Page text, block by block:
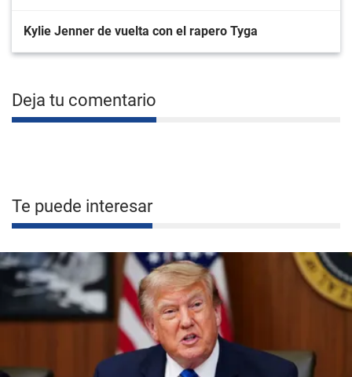
Kylie Jenner de vuelta con el rapero Tyga
Deja tu comentario
Te puede interesar